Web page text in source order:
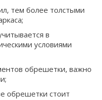
тем более толстыми
в
условиями
обрешетки, важно
обрешетки стоит